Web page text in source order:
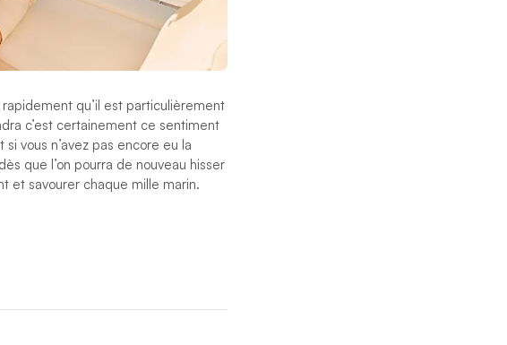
qu’il est particulièrement
c’est certainement ce sentiment
vous n’avez pas encore eu la
que l’on pourra de nouveau hisser
et savourer chaque mille marin.